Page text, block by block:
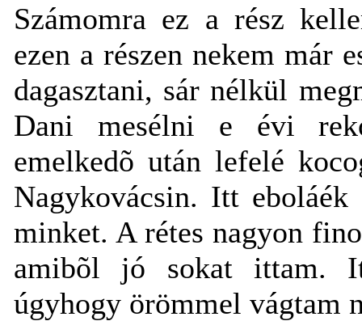
Számomra ez a rész
ezen a részen nekem már
dagasztani, sár nélkül
Dani mesélni e évi
emelkedõ után lefelé
Nagykovácsin. Itt
minket. A rétes nagyon
amibõl jó sokat ittam.
úgyhogy örömmel vágtam